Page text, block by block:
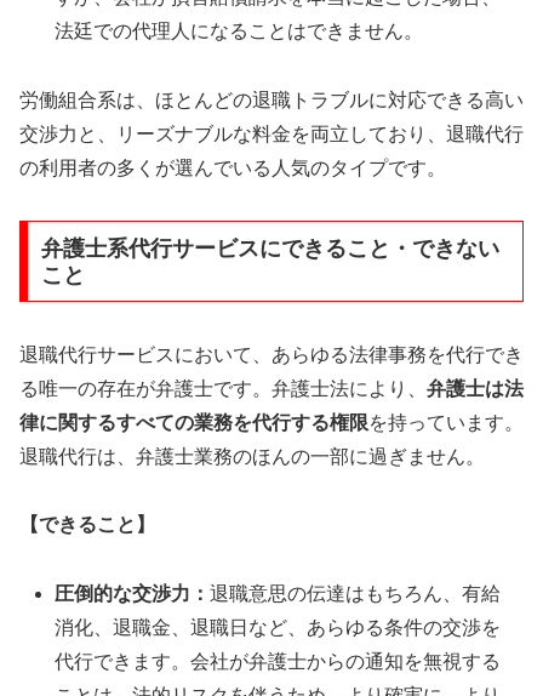
法廷での代理人になることはできません。
労働組合系は、ほとんどの退職トラブルに対応できる高い
交渉力と、リーズナブルな料金を両立しており、退職代行
の利用者の多くが選んでいる人気のタイプです。
弁護士系代行サービスにできること・できない
こと
退職代行サービスにおいて、あらゆる法律事務を代行でき
る唯一の存在が弁護士です。弁護士法により、 弁護士は法
律に関するすべての業務を代行する権限を持っています。
退職代行は、弁護士業務のほんの一部に過ぎません。
【できること】
圧倒的な交渉力：退職意思の伝達はもちろん、有給
消化、退職金、退職日など、あらゆる条件の交渉を
代行できます。会社が弁護士からの通知を無視する